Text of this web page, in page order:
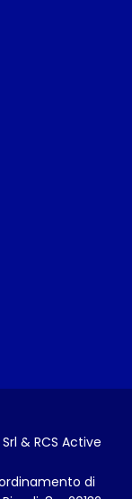
& RCS Active
di